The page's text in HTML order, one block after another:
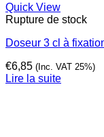
Quick View
Rupture de stock
Doseur 3 cl à
€6,85 (Inc. VAT 25%)
Lire la suite